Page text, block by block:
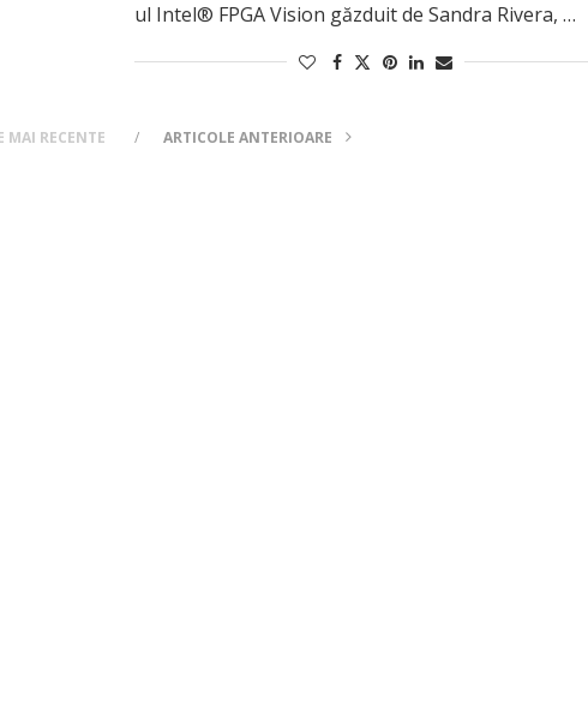
ul Intel® FPGA Vision găzduit de Sandra Rivera, …
MAI RECENTE ARTICOLE ANTERIOARE